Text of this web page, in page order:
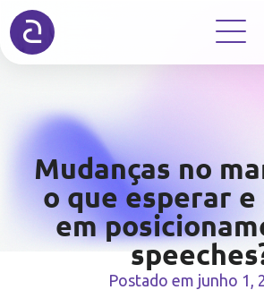
Mudanças no
o que esperar
em
Postado em junho 1,